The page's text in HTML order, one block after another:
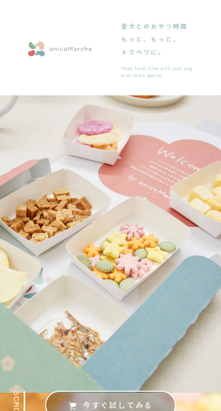
愛犬とのおやつ時間
もっと、もっと、
トクベツに。
Make treat time with your dog
even more special.
今すぐ試してみる